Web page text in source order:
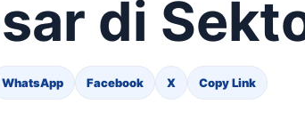
di
WhatsApp Facebook X Copy Link